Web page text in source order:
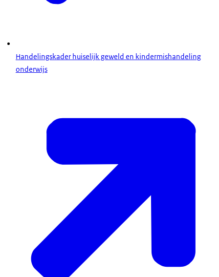
Handelingskader huiselijk geweld en kindermishandeling
onderwijs